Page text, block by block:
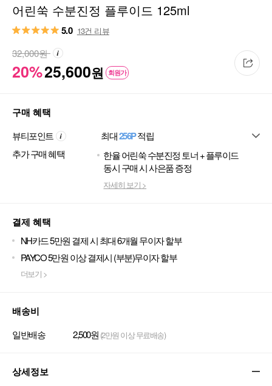
어린쑥 수분진정 플루이드 125ml
5.0 13건 리뷰
20%25,600원 회원가
32,000원
구매 혜택
뷰티포인트 최대256P적립
추가 구매 혜택
한율 어린쑥 수분진정 토너 + 플루이드
동시 구매 시 사은품 증정
자세히 보기 >
결제 혜택
NH카드 5만원 결제 시 최대 6개월 무이자 할부
PAYCO 5만원 이상 결제시 (부분)무이자 할부
더보기 >
배송비
일반배송 2,500원 (2만원 이상 무료배송)
상세정보